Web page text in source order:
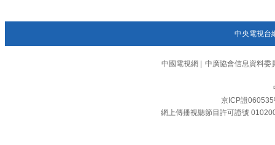
中央電視台
中國電視網 中廣協會信息資料委
京ICP證060535
網上傳播視聽節目許可證號